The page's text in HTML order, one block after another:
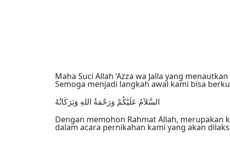
Maha Suci Allah ‘Azza wa Jalla yang
Semoga menjadi langkah awal kami bisa
السَّلاَمُ عَلَيْكُمْ وَرَحْمَةُ اللهِ وَبَرَكَاتُهُ
Dengan memohon Rahmat Allah,
dalam acara pernikahan kami yang akan